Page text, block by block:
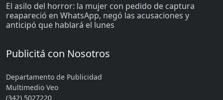
El asilo del horror: la mujer con pedido de captura
reapareció en WhatsApp, negó las acusaciones y
anticipó que hablará el lunes
Publicitá con Nosotros
Departamento de Publicidad
Multimedio Veo
(342) 5027220